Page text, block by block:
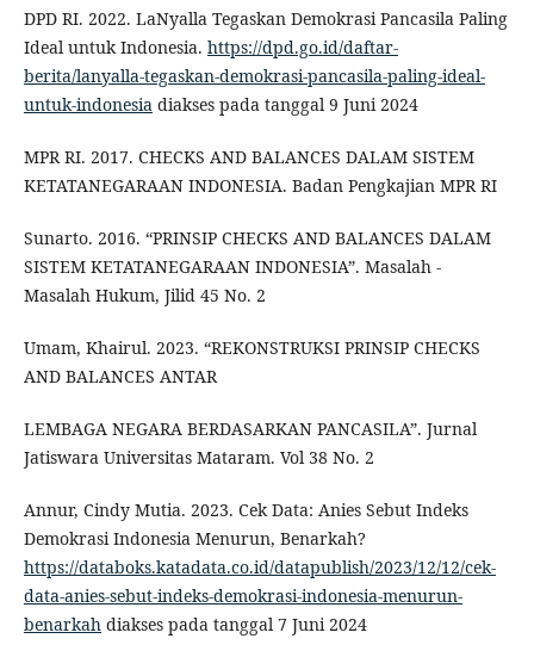
DPD RI. 2022. LaNyalla Tegaskan Demokrasi Pancasila Paling
Ideal untuk Indonesia. https://dpd.go.id/daftar-
berita/lanyalla-tegaskan-demokrasi-pancasila-paling-ideal-
untuk-indonesiadiakses pada tanggal 9 Juni 2024
MPR RI. 2017. CHECKS AND BALANCES DALAM SISTEM
KETATANEGARAAN INDONESIA. Badan Pengkajian MPR RI
Sunarto. 2016. “PRINSIP CHECKS AND BALANCES DALAM
SISTEM KETATANEGARAAN INDONESIA”. Masalah -
Masalah Hukum, Jilid 45 No. 2
Umam, Khairul. 2023. “REKONSTRUKSI PRINSIP CHECKS
AND BALANCES ANTAR
LEMBAGA NEGARA BERDASARKAN PANCASILA”. Jurnal
Jatiswara Universitas Mataram. Vol 38 No. 2
Annur, Cindy Mutia. 2023. Cek Data: Anies Sebut Indeks
Demokrasi Indonesia Menurun, Benarkah?
https://databoks.katadata.co.id/datapublish/2023/12/12/cek-
data-anies-sebut-indeks-demokrasi-indonesia-menurun-
benarkahdiakses pada tanggal 7 Juni 2024